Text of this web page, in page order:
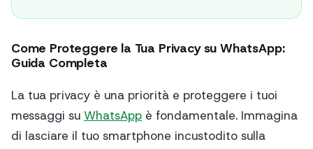
Come Proteggere la Tua Privacy su WhatsApp:
Guida Completa
La tua privacy è una priorità e proteggere i tuoi
messaggi su WhatsApp è fondamentale. Immagina
di lasciare il tuo smartphone incustodito sulla